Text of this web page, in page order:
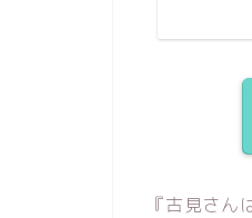
『古見さん